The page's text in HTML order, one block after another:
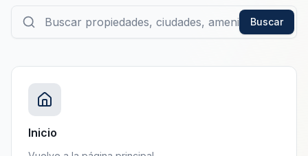
Buscar
Inicio